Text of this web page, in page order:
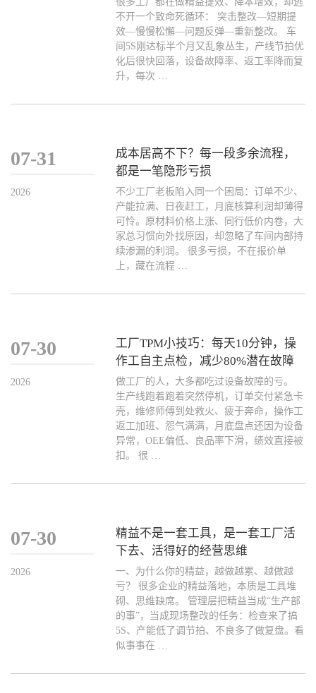
不开一个致命死循环： 突击整改—短期提
效—慢慢松懈—问题反弹—重新整改。 车
间5S刚达标半个月又乱象丛生，产线节拍优
化后很快回落，设备故障率、返工率降而复
升，每次 …
07-31
2026
成本居高不下？每一段多余流程，
都是一笔隐形亏损
不少工厂老板陷入同一个困局：订单不少、
产能拉满、日夜赶工，月底核算利润却薄得
可怜。原材料价格上涨、同行低价内卷，大
家总习惯向外找原因，却忽略了车间内部持
续渗漏的利润。 很多亏损，不在报价单
上，藏在流程 …
07-30
2026
工厂TPM小技巧：每天10分钟，操
作工自主点检，减少80%潜在故障
做工厂的人，大多都吃过设备故障的亏。
生产线跑着跑着突然停机，订单交付紧急卡
壳，维修师傅到处救火、疲于奔命，操作工
返工加班、怨气满满，月底盘点还因为设备
异常，OEE偏低、良品率下滑，绩效直接被
扣。 很 …
07-30
2026
精益不是一套工具，是一套工厂活
下去、活得好的经营思维
一、为什么你的精益，越做越累、越做越
亏？ 很多企业的精益落地，本质是工具堆
砌、思维缺席。 管理层把精益当成“生产部
的事”，当成现场整改的任务：检查来了搞
5S、产能低了调节拍、不良多了做复盘。看
似事事在 …